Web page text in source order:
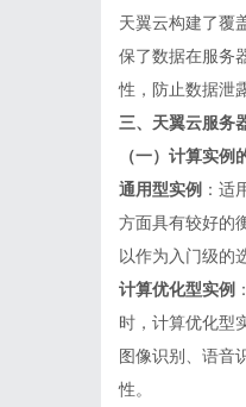
天翼云构建了覆
保了数据在服务
性，防止数据泄
三、天翼云服务
（一）计算实例
通用型实例 ：适
方面具有较好的
以作为入门级的
计算优化型实例
时，计算优化型
图像识别、语音
性。